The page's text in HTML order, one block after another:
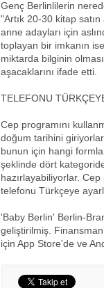
Genç Berlinlilerin
"Artık 20-30 kitap
anne adayları için
toplayan bir imkanın
miktarda bilginin
aşacaklarını ifade etti.
TELEFONU
Cep programını
doğum tarihini
bunun için hangi
şeklinde dört
hazırlayabiliyorlar.
telefonu Türkçeye
'Baby Berlin' Berlin-
geliştirilmiş.
için App Store'de ve